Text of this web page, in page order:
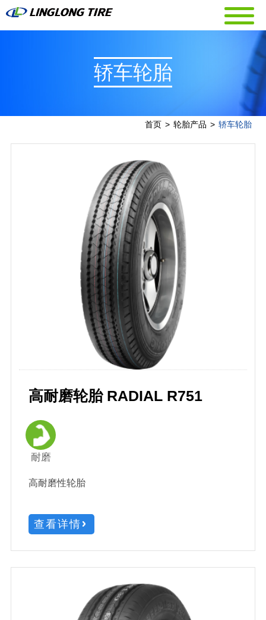
轿车轮胎
首页 > 轮胎产品 > 轿车轮胎
高耐磨轮胎 RADIAL R751
耐磨
高耐磨性轮胎
查看详情